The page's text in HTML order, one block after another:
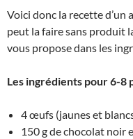
Voici donc la recette d’un
peut la faire sans produit
vous propose dans les
Les ingrédients pour 6-8
4 œufs (jaunes et
150 g de chocolat noir